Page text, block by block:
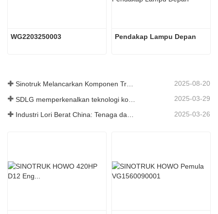
WG2203250003 Pendakap Lampu Depan
Sinotruk Melancarkan Komponen Trak Tugas Berat Generasi Baharu: Meningkatkan Kecekapan dan Kebolehpercayaan untuk Logistik Global 2025-08-20
2025-03-29
2025-03-26